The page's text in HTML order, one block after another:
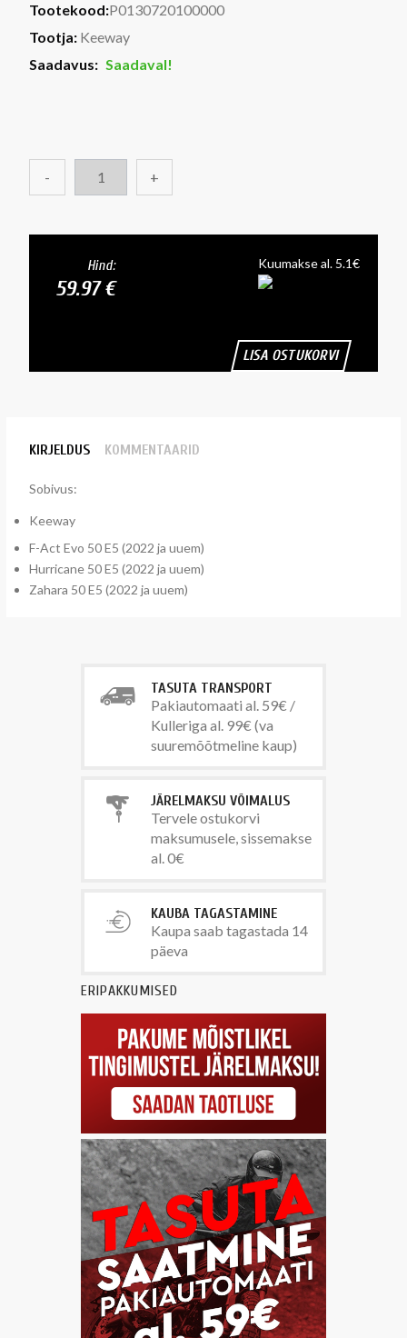
Tootekood:P0130720100000
Tootja: Keeway
Saadavus: Saadaval!
- +
Hind:
59.97 €
Kuumakse al. 5.1€
LISA OSTUKORVI
KIRJELDUS KOMMENTAARID
Sobivus:
Keeway
F-Act Evo 50 E5 (2022 ja uuem)
Hurricane 50 E5 (2022 ja uuem)
Zahara 50 E5 (2022 ja uuem)
TASUTA TRANSPORT
Pakiautomaati al. 59€ /
Kulleriga al. 99€ (va
suuremõõtmeline kaup)
JÄRELMAKSU VÕIMALUS
Tervele ostukorvi
maksumusele, sissemakse
al. 0€
KAUBA TAGASTAMINE
Kaupa saab tagastada 14
päeva
ERIPAKKUMISED